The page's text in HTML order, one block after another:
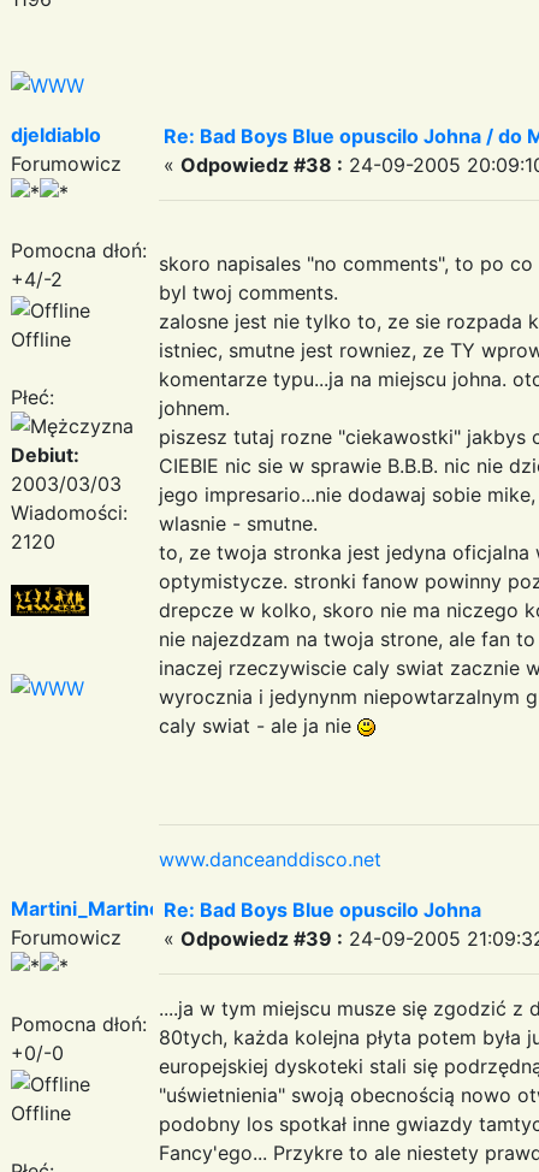
djeldiablo
Forumowicz
Pomocna dłoń:
+4/-2
Offline
Płeć:
Debiut:
2003/03/03
Wiadomości:
2120
Re: Bad Boys Blue opuscilo Johna / do
« Odpowiedz #38 : 24-09-2005
skoro napisales "no comments", to po
byl twoj comments.
zalosne jest nie tylko to, ze sie rozpada
istniec, smutne jest rowniez, ze TY
komentarze typu...ja na miejscu johna.
johnem.
piszesz tutaj rozne "ciekawostki" jakbys
CIEBIE nic sie w sprawie B.B.B. nic nie
jego impresario...nie dodawaj sobie
wlasnie - smutne.
to, ze twoja stronka jest jedyna
optymistycze. stronki fanow powinny
drepcze w kolko, skoro nie ma niczego
nie najezdzam na twoja strone, ale fan
inaczej rzeczywiscie caly swiat zacznie
wyrocznia i jedynynm niepowtarzalnym
caly swiat - ale ja nie
www.danceanddisco.net
Martini_Martinez
Forumowicz
Pomocna dłoń:
+0/-0
Offline
Re: Bad Boys Blue opuscilo Johna
« Odpowiedz #39 : 24-09-2005
....ja w tym miejscu musze się zgodzić z
80tych, każda kolejna płyta potem była
europejskiej dyskoteki stali się
"uświetnienia" swoją obecnością nowo
podobny los spotkał inne gwiazdy
Fancy'ego... Przykre to ale niestety